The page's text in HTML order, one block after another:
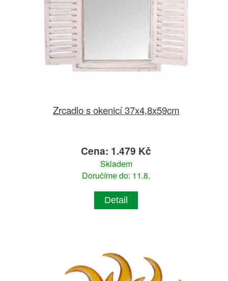
Zrcadlo s okenicí 37x4,8x59cm
Cena: 1.479 Kč
Skladem
Doručíme do: 11.8.
Detail